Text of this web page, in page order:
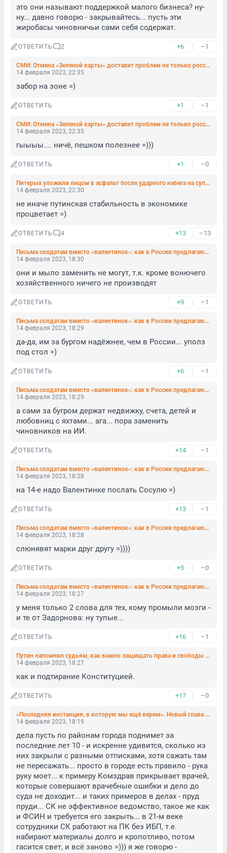
это они называют поддержкой малого бизнеса? ну-
ну... давно говорю - закрывайтесь... пусть эти
жиробасы чиновничьи сами себя содержат.
ОТВЕТИТЬ 2 +6 –1
СМИ: Отмена «Зеленой карты» доставит проблем не только россиянам, но и финнам
14 февраля 2023, 22:35
забор на зоне =)
ОТВЕТИТЬ +1 –1
СМИ: Отмена «Зеленой карты» доставит проблем не только россиянам, но и финнам
14 февраля 2023, 22:35
гыыыы.... ничё, пешком полезнее =)))
ОТВЕТИТЬ +1 –0
Пятерых уложили лицом в асфальт после ударного набега на супермаркет на Ветеранов
14 февраля 2023, 22:30
не иначе путинская стабильность в экономике
процветает =)
ОТВЕТИТЬ 4 +13 –13
Письма солдатам вместо «валентинок»: как в России предлагают заменить 14 февраля
14 февраля 2023, 18:30
они и мыло заменить не могут, т.к. кроме вонючего
хозяйственного ничего не производят
ОТВЕТИТЬ +9 –1
Письма солдатам вместо «валентинок»: как в России предлагают заменить 14 февраля
14 февраля 2023, 18:29
да-да, им за бургом надёжнее, чем в России... уполз
под стол =)
ОТВЕТИТЬ +6 –1
Письма солдатам вместо «валентинок»: как в России предлагают заменить 14 февраля
14 февраля 2023, 18:29
а сами за бугром держат недвижку, счета, детей и
любовниц с яхтами... ага... пора заменить
чиновников на ИИ.
ОТВЕТИТЬ +14 –1
Письма солдатам вместо «валентинок»: как в России предлагают заменить 14 февраля
14 февраля 2023, 18:28
на 14-е надо Валентинке послать Сосулю =)
ОТВЕТИТЬ +13 –1
Письма солдатам вместо «валентинок»: как в России предлагают заменить 14 февраля
14 февраля 2023, 18:28
слюнявят марки друг другу =))))
ОТВЕТИТЬ +5 –0
Письма солдатам вместо «валентинок»: как в России предлагают заменить 14 февраля
14 февраля 2023, 18:27
у меня только 2 слова для тех, кому промыли мозги -
и те от Задорнова: ну тупые...
ОТВЕТИТЬ +16 –1
Путин напомнил судьям, как важно защищать права и свободы россиян
14 февраля 2023, 18:27
как и подтирание Конституцией.
ОТВЕТИТЬ +17 –0
«Последняя инстанция, в которую мы ещё верим». Новый глава городского СК пытается думать, как Бастрыкин
14 февраля 2023, 18:19
дела пусть по районам города поднимет за
последние лет 10 - и искренне удивится, сколько из
них закрыли с разными отписками, хотя сажать там
не пересажать... просто в городе есть правило - рука
руку моет... к примеру Комздрав прикрывает врачей,
которые совершают врачебные ошибки и дело до
суда не доходит... и таких примеров в делах - пруд
пруди... СК не эффективное ведомство, такое же как
и ФСИН и требуется его закрыть... в 21-м веке
сотрудники СК работают на ПК без ИБП, т.е.
набирают материалы долго и кропотливо, потом
гасится свет, и всё заново =))) я же говорю -